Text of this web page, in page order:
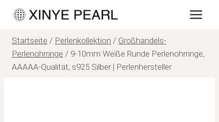
Zum
Inhalt
springen
Startseite / Perlenkollektion / Großhandels-
Perlenohrringe / 9-10mm Weiße Runde Perlenohrringe,
AAAAA-Qualität, s925 Silber | Perlenhersteller